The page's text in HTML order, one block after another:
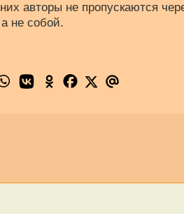
авторы не пропускаются
не собой.